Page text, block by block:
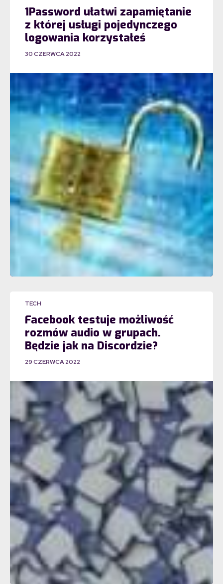
1Password ułatwi zapamiętanie
z której usługi pojedynczego
logowania korzystałeś
30 CZERWCA 2022
TECH
Facebook testuje możliwość
rozmów audio w grupach.
Będzie jak na Discordzie?
29 CZERWCA 2022